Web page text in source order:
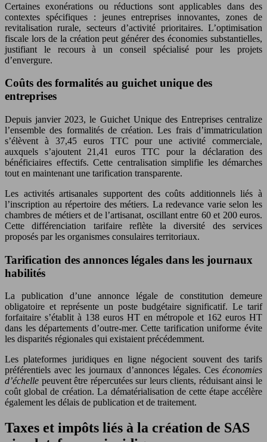
Certaines exonérations ou réductions sont applicables dans des
contextes spécifiques : jeunes entreprises innovantes, zones de
revitalisation rurale, secteurs d’activité prioritaires. L’optimisation
fiscale lors de la création peut générer des économies substantielles,
justifiant le recours à un conseil spécialisé pour les projets
d’envergure.
Coûts des formalités au guichet unique des
entreprises
Depuis janvier 2023, le Guichet Unique des Entreprises centralize
l’ensemble des formalités de création. Les frais d’immatriculation
s’élèvent à 37,45 euros TTC pour une activité commerciale,
auxquels s’ajoutent 21,41 euros TTC pour la déclaration des
bénéficiaires effectifs. Cette centralisation simplifie les démarches
tout en maintenant une tarification transparente.
Les activités artisanales supportent des coûts additionnels liés à
l’inscription au répertoire des métiers. La redevance varie selon les
chambres de métiers et de l’artisanat, oscillant entre 60 et 200 euros.
Cette différenciation tarifaire reflète la diversité des services
proposés par les organismes consulaires territoriaux.
Tarification des annonces légales dans les journaux
habilités
La publication d’une annonce légale de constitution demeure
obligatoire et représente un poste budgétaire significatif. Le tarif
forfaitaire s’établit à 138 euros HT en métropole et 162 euros HT
dans les départements d’outre-mer. Cette tarification uniforme évite
les disparités régionales qui existaient précédemment.
Les plateformes juridiques en ligne négocient souvent des tarifs
préférentiels avec les journaux d’annonces légales. Ces économies
d’échelle peuvent être répercutées sur leurs clients, réduisant ainsi le
coût global de création. La dématérialisation de cette étape accélère
également les délais de publication et de traitement.
Taxes et impôts liés à la création de SAS